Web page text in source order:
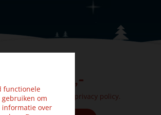
functionele
om
informatie over
t.w.v. € 25,-
op conform onze privacy policy.